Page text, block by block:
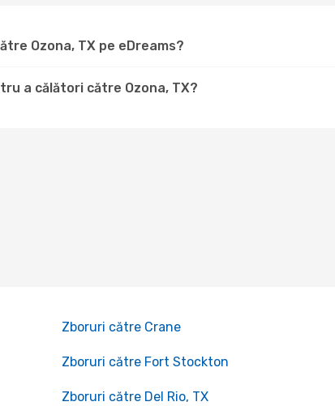
Ozona, TX pe eDreams?
a călători către Ozona, TX?
Zboruri către Crane
Zboruri către Fort Stockton
Zboruri către Del Rio, TX